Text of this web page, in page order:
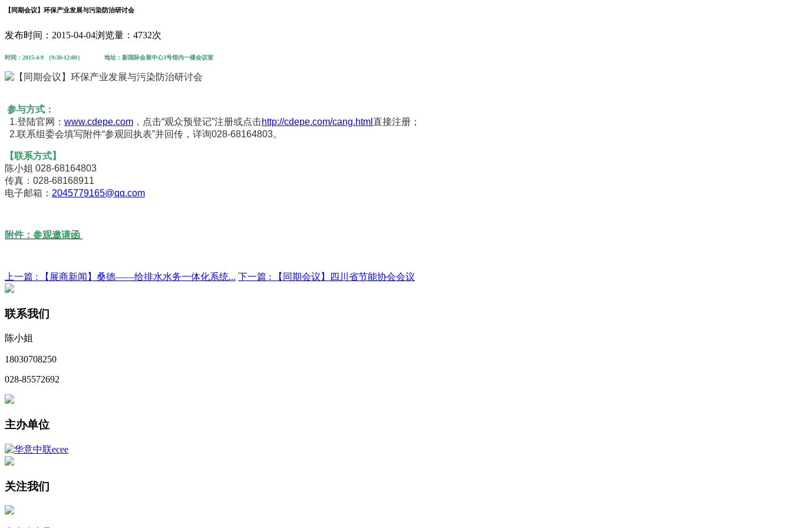
【同期会议】环保产业发展与污染防治研讨会
发布时间：2015-04-04浏览量：4732次
时间：2015-4-9 （9:30-12:00） 地址：新国际会展中心3号馆内一楼会议室
参与方式：
1.登陆官网： www.cdepe.com ，点击“观众预登记”注册或点击http://cdepe.com/cang.html 直接注册；
2.联系组委会填写附件“参观回执表”并回传，详询028-68164803。
【联系方式】
陈小姐 028-68164803
传真：028-68168911
电子邮箱： 2045779165@qq.com
附件：参观邀请函
上一篇 : 【展商新闻】桑德——给排水水务一体化系统... 下一篇 : 【同期会议】四川省节能协会会议
联系我们
陈小姐
18030708250
028-85572692
主办单位
关注我们